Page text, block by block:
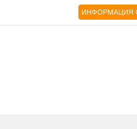
ИНФОРМАЦИЯ